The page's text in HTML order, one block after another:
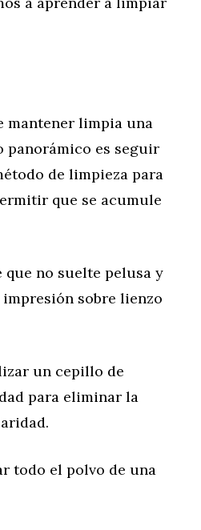
mantener limpia una
panorámico es seguir
de limpieza para
que se acumule
que no suelte pelusa y
sobre lienzo
un cepillo de
para eliminar la
todo el polvo de una